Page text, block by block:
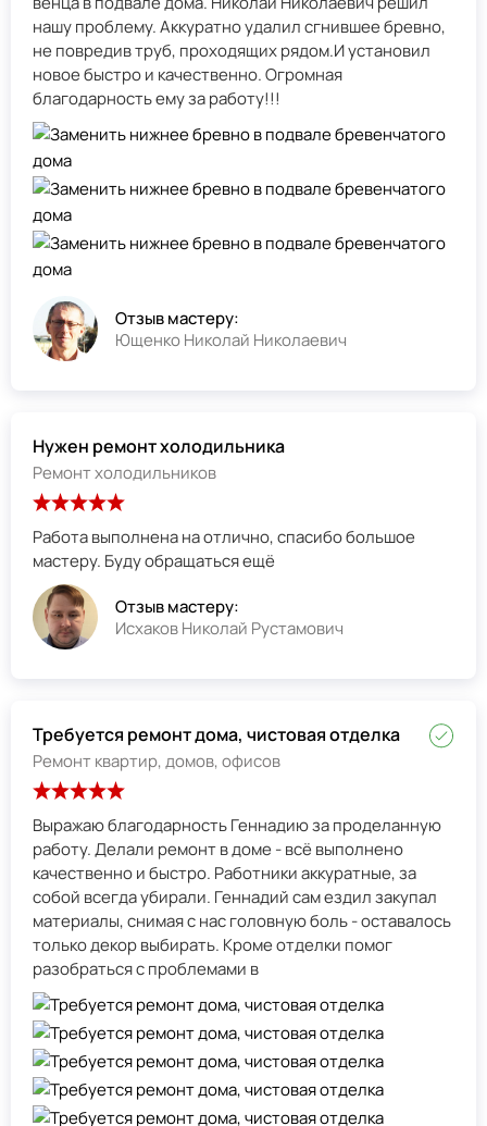
нашу проблему. Аккуратно удалил сгнившее бревно,
не повредив труб, проходящих рядом.И установил
новое быстро и качественно. Огромная
благодарность ему за работу!!!
Отзыв мастеру:
Ющенко Николай Николаевич
Нужен ремонт холодильника
Ремонт холодильников
Работа выполнена на отлично, спасибо большое
мастеру. Буду обращаться ещё
Отзыв мастеру:
Исхаков Николай Рустамович
Требуется ремонт дома, чистовая отделка
Ремонт квартир, домов, офисов
Выражаю благодарность Геннадию за проделанную
работу. Делали ремонт в доме - всё выполнено
качественно и быстро. Работники аккуратные, за
собой всегда убирали. Геннадий сам ездил закупал
материалы, снимая с нас головную боль - оставалось
только декор выбирать. Кроме отделки помог
разобраться с проблемами в